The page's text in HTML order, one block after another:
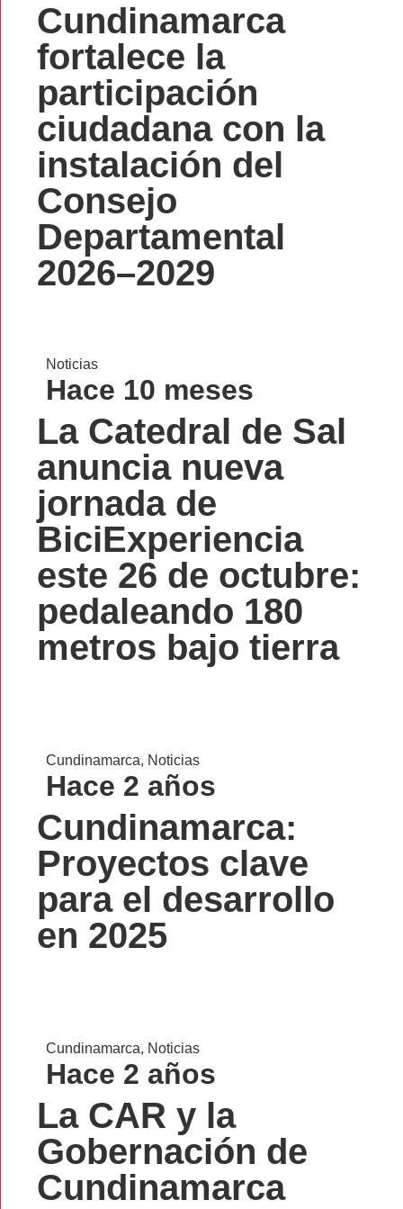
Cundinamarca
fortalece la
participación
ciudadana con la
instalación del
Consejo
Departamental
2026–2029
Noticias
Hace 10 meses
La Catedral de Sal
anuncia nueva
jornada de
BiciExperiencia
este 26 de octubre:
pedaleando 180
metros bajo tierra
Cundinamarca, Noticias
Hace 2 años
Cundinamarca:
Proyectos clave
para el desarrollo
en 2025
Cundinamarca, Noticias
Hace 2 años
La CAR y la
Gobernación de
Cundinamarca